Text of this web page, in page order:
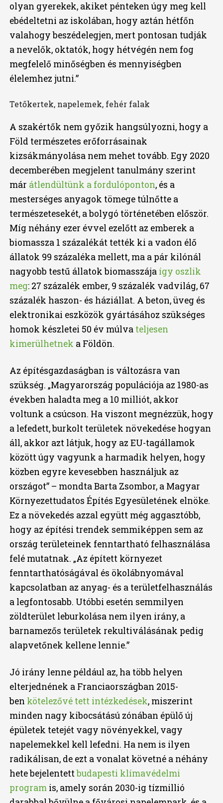
olyan gyerekek, akiket pénteken úgy meg kell
ebédeltetni az iskolában, hogy aztán hétfőn
valahogy beszédelegjen, mert pontosan tudják
a nevelők, oktatók, hogy hétvégén nem fog
megfelelő minőségben és mennyiségben
élelemhez jutni.”
Tetőkertek, napelemek, fehér falak
A szakértők nem győzik hangsúlyozni, hogy a
Föld természetes erőforrásainak
kizsákmányolása nem mehet tovább. Egy 2020
decemberében megjelent tanulmány szerint
már átlendültünk a fordulóponton, és a
mesterséges anyagok tömege túlnőtte a
természetesekét, a bolygó történetében először.
Míg néhány ezer évvel ezelőtt az emberek a
biomassza 1 százalékát tették ki a vadon élő
állatok 99 százaléka mellett, ma a pár kilónál
nagyobb testű állatok biomasszája így oszlik
meg: 27 százalék ember, 9 százalék vadvilág, 67
százalék haszon- és háziállat. A beton, üveg és
elektronikai eszközök gyártásához szükséges
homok készletei 50 év múlva teljesen
kimerülhetnek a Földön.
Az építésgazdaságban is változásra van
szükség. „Magyarország populációja az 1980-as
években haladta meg a 10 milliót, akkor
voltunk a csúcson. Ha viszont megnézzük, hogy
a lefedett, burkolt területek növekedése hogyan
áll, akkor azt látjuk, hogy az EU-tagállamok
között úgy vagyunk a harmadik helyen, hogy
közben egyre kevesebben használjuk az
országot” – mondta Barta Zsombor, a Magyar
Környezettudatos Építés Egyesületének elnöke.
Ez a növekedés azzal együtt még aggasztóbb,
hogy az építési trendek semmiképpen sem az
ország területeinek fenntartható felhasználása
felé mutatnak. „Az épített környezet
fenntarthatóságával és ökolábnyomával
kapcsolatban az anyag- és a területfelhasználás
a legfontosabb. Utóbbi esetén semmilyen
zöldterület leburkolása nem ilyen irány, a
barnamezős területek rekultiválásának pedig
alapvetőnek kellene lennie.”
Jó irány lenne például az, ha több helyen
elterjednének a Franciaországban 2015-
ben kötelezővé tett intézkedések, miszerint
minden nagy kibocsátású zónában épülő új
épületek tetejét vagy növényekkel, vagy
napelemekkel kell lefedni. Ha nem is ilyen
radikálisan, de ezt a vonalat követné a néhány
hete bejelentettbudapesti klímavédelmi
programis, amely során 2030-ig tízmillió